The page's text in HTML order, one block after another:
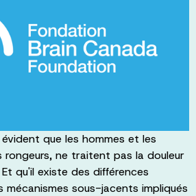
que les hommes et les
rongeurs, ne traitent pas la douleur
qu'il existe des différences
sous-jacents impliqués